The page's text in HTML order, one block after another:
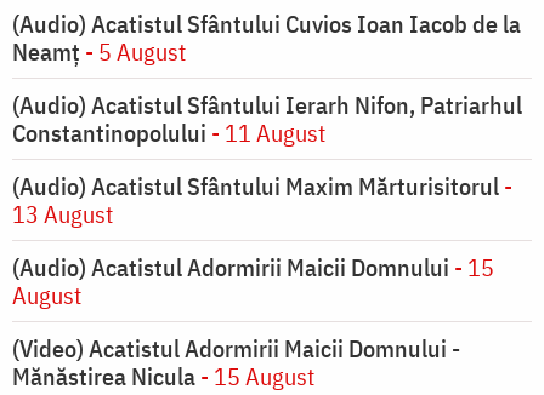
(Audio) Acatistul Sfântului Cuvios Ioan Iacob de la
Neamț - 5 August
(Audio) Acatistul Sfântului Ierarh Nifon, Patriarhul
Constantinopolului - 11 August
(Audio) Acatistul Sfântului Maxim Mărturisitorul-
13 August
(Audio) Acatistul Adormirii Maicii Domnului - 15
August
(Video) Acatistul Adormirii Maicii Domnului -
Mănăstirea Nicula- 15 August